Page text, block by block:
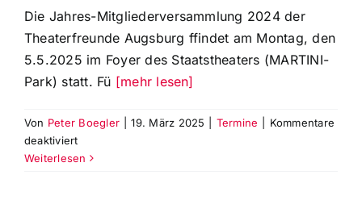
Die Jahres-Mitgliederversammlung 2024 der
Theaterfreunde Augsburg ffindet am Montag, den
5.5.2025 im Foyer des Staatstheaters (MARTINI-
Park) statt. Fü [mehr lesen]
Von Peter Boegler 19. März 2025 Termine
Kommentare
deaktiviertfür
Jahres-
Weiterlesen